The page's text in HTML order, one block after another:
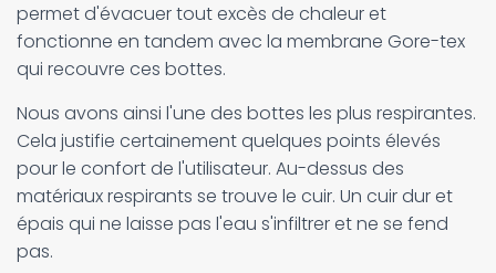
permet d'évacuer tout excès de chaleur et
fonctionne en tandem avec la membrane Gore-tex
qui recouvre ces bottes.
Nous avons ainsi l'une des bottes les plus respirantes.
Cela justifie certainement quelques points élevés
pour le confort de l'utilisateur. Au-dessus des
matériaux respirants se trouve le cuir. Un cuir dur et
épais qui ne laisse pas l'eau s'infiltrer et ne se fend
pas.